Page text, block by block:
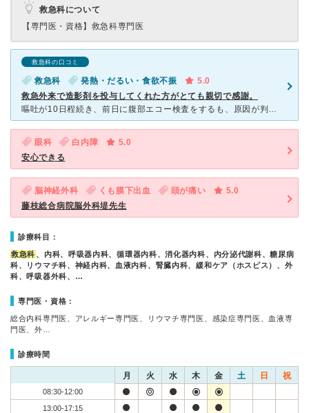
救急科について
【専門医・資格】 救急科専門医
救急科の口コミ
救急科 発熱・だるい・食欲不振
5.0
救急外来で造影剤を投与してくれた方がとても親切で感謝。
嘔吐が10日程続き、前日に腹部エコー検査をするも、原因が判明しないため、造影剤を投与してのエコー検査になりました。 人生初の造影剤で、事前説明文に、副作用で死亡することもあると書いてあり、不安でいっ
眼科 白内障
5.0
安心できる
脳神経外科 くも膜下出血 頭が痛い
5.0
藤枝総合病院脳外科堤先生
診療科目：
救急科 、内科、呼吸器内科、循環器内科、消化器内科、内分泌代謝科、糖尿病
科、リウマチ科、神経内科、血液内科、腎臓内科、緩和ケア（ホスピス）、外
科、呼吸器外科、…
専門医・資格：
総合内科専門医、アレルギー専門医、リウマチ専門医、感染症専門医、血液専
門医、外…
診療時間
月 火 水 木 金 土 日 祝
08:30-12:00
13:00-17:15